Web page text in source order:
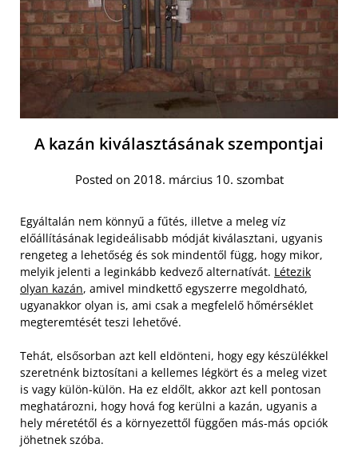
A kazán kiválasztásának szempontjai
Posted on 2018. március 10. szombat
Egyáltalán nem könnyű a fűtés, illetve a meleg víz
előállításának legideálisabb módját kiválasztani, ugyanis
rengeteg a lehetőség és sok mindentől függ, hogy mikor,
melyik jelenti a leginkább kedvező alternatívát. Létezik
olyan kazán, amivel mindkettő egyszerre megoldható,
ugyanakkor olyan is, ami csak a megfelelő hőmérséklet
megteremtését teszi lehetővé.
Tehát, elsősorban azt kell eldönteni, hogy egy készülékkel
szeretnénk biztosítani a kellemes légkört és a meleg vizet
is vagy külön-külön. Ha ez eldőlt, akkor azt kell pontosan
meghatározni, hogy hová fog kerülni a kazán, ugyanis a
hely méretétől és a környezettől függően más-más opciók
jöhetnek szóba.